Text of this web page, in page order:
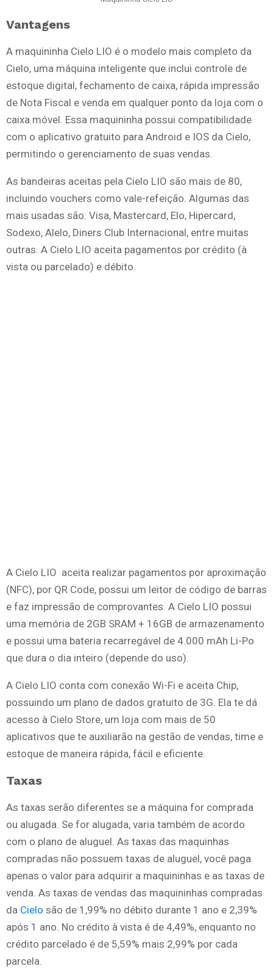
Vantagens
A maquininha Cielo LIO é o modelo mais completo da
Cielo, uma máquina inteligente que inclui controle de
estoque digital, fechamento de caixa, rápida impressão
de Nota Fiscal e venda em qualquer ponto da loja com o
caixa móvel. Essa maquininha possui compatibilidade
com o aplicativo gratuito para Android e IOS da Cielo,
permitindo o gerenciamento de suas vendas.
As bandeiras aceitas pela Cielo LIO são mais de 80,
incluindo vouchers como vale-refeição. Algumas das
mais usadas são: Visa, Mastercard, Elo, Hipercard,
Sodexo, Alelo, Diners Club Internacional, entre muitas
outras. A Cielo LIO aceita pagamentos por crédito (à
vista ou parcelado) e débito.
A Cielo LIO aceita realizar pagamentos por aproximação
(NFC), por QR Code, possui um leitor de código de barras
e faz impressão de comprovantes. A Cielo LIO possui
uma memória de 2GB SRAM + 16GB de armazenamento
e possui uma bateria recarregável de 4.000 mAh Li-Po
que dura o dia inteiro (depende do uso).
A Cielo LIO conta com conexão Wi-Fi e aceita Chip,
possuindo um plano de dados gratuito de 3G. Ela te dá
acesso à Cielo Store, um loja com mais de 50
aplicativos que te auxiliarão na gestão de vendas, time e
estoque de maneira rápida, fácil e eficiente.
Taxas
As taxas serão diferentes se a máquina for comprada
ou alugada. Se for alugada, varia também de acordo
com o plano de aluguel. As taxas das maquinhas
compradas não possuem taxas de aluguel, você paga
apenas o valor para adquirir a maquininhas e as taxas de
venda. As taxas de vendas das maquininhas compradas
da Cielo são de 1,99% no débito durante 1 ano e 2,39%
após 1 ano. No crédito à vista é de 4,49%, enquanto no
crédito parcelado é de 5,59% mais 2,99% por cada
parcela.